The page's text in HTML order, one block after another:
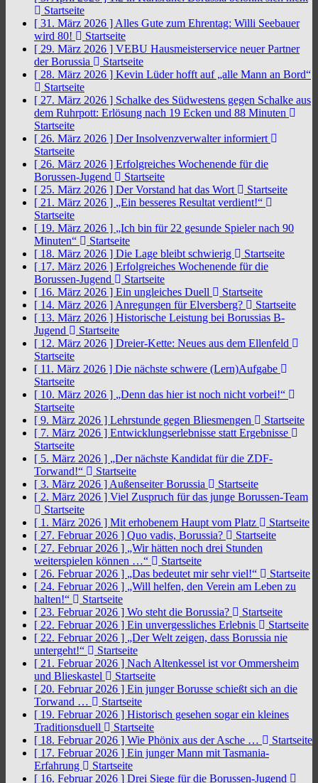
Startseite
[ 31. März 2026 ] Alles Gute zum Ehrentag: Willi Seebauer
wird 80!
Startseite
[ 29. März 2026 ] VEBU Hausmeisterservice neuer Partner
der Borussia
Startseite
[ 28. März 2026 ] Kevin Lüder hofft auf „alle Mann an Bord“
Startseite
[ 27. März 2026 ] Schalke des Südwestens gegen Schalke aus
dem Ruhrpott: Erlösung nach 19 Ecken und 88 Minuten
Startseite
[ 26. März 2026 ] Der Insolvenzverwalter informiert
Startseite
[ 26. März 2026 ] Erfolgreiches Wochenende für die
Borussen-Jugend
Startseite
[ 25. März 2026 ] Der Vorstand hat das Wort
Startseite
[ 21. März 2026 ] „Ein besseres Resultat verdient!“
Startseite
[ 19. März 2026 ] „Ich bin für 22 gesunde Spieler nach 90
Minuten“
Startseite
[ 18. März 2026 ] Die Lage bleibt schwierig
Startseite
[ 17. März 2026 ] Erfolgreiches Wochenende für die
Borussen-Jugend
Startseite
[ 16. März 2026 ] Ein ungleiches Duell
Startseite
[ 14. März 2026 ] Anregungen für Elversberg?
Startseite
[ 13. März 2026 ] Historische Leistung bei Borussias B-
Jugend
Startseite
[ 12. März 2026 ] Dreier-Kette: Neues aus dem Ellenfeld
Startseite
[ 11. März 2026 ] Die nächste schwere (Lern)Aufgabe
Startseite
[ 10. März 2026 ] „Denn das hier ist noch nicht vorbei!“
Startseite
[ 9. März 2026 ] Lehrstunde gegen Bliesmengen
Startseite
[ 7. März 2026 ] Entwicklungserlebnisse statt Ergebnisse
Startseite
[ 5. März 2026 ] „Der nächste Kandidat für die ZDF-
Torwand!“
Startseite
[ 3. März 2026 ] Außenseiter Borussia
Startseite
[ 2. März 2026 ] Viel Zuspruch für das junge Borussen-Team
Startseite
[ 1. März 2026 ] Mit erhobenem Haupt vom Platz
Startseite
[ 27. Februar 2026 ] Quo vadis, Borussia?
Startseite
[ 27. Februar 2026 ] „Wir hätten noch drei Stunden
weiterspielen können …“
Startseite
[ 26. Februar 2026 ] „Das bedeutet mir sehr viel!“
Startseite
[ 24. Februar 2026 ] „Will helfen, den Verein am Leben zu
halten!“
Startseite
[ 23. Februar 2026 ] Wo steht die Borussia?
Startseite
[ 22. Februar 2026 ] Ein unvergessliches Erlebnis
Startseite
[ 22. Februar 2026 ] „Der Welt zeigen, dass Borussia nie
untergeht!“
Startseite
[ 21. Februar 2026 ] Nach Altenkessel ist vor Ommersheim
und Blieskastel
Startseite
[ 20. Februar 2026 ] Ein junger Borusse schießt sich an die
Torwand …
Startseite
[ 19. Februar 2026 ] Historisch gesehen sogar ein kleines
Traditionsduell
Startseite
[ 18. Februar 2026 ] Wie Phönix aus der Asche …
Startseite
[ 17. Februar 2026 ] Ein junger Mann mit Tasmania-
Erfahrung
Startseite
[ 16. Februar 2026 ] Drei Siege für die Borussen-Jugend